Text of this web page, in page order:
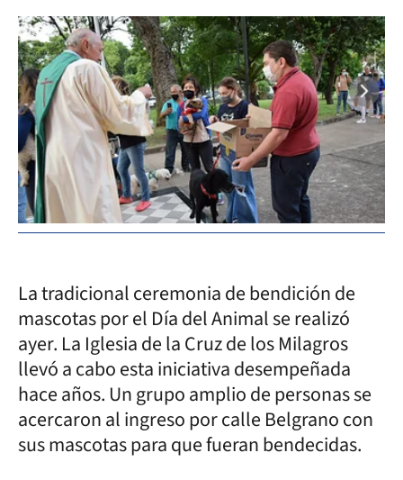
La tradicional ceremonia de bendición de
mascotas por el Día del Animal se realizó
ayer. La Iglesia de la Cruz de los Milagros
llevó a cabo esta iniciativa desempeñada
hace años. Un grupo amplio de personas se
acercaron al ingreso por calle Belgrano con
sus mascotas para que fueran bendecidas.